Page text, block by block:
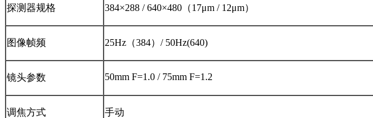
探测器规格 384×288 / 640×480（17μm / 12μm）
图像帧频 25Hz（384）/ 50Hz(640)
镜头参数 50mm F=1.0 / 75mm F=1.2
调焦方式 手动